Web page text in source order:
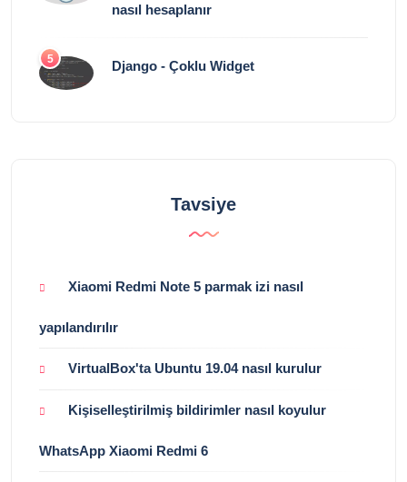
nasıl hesaplanır
5 Django - Çoklu Widget
Tavsiye
Xiaomi Redmi Note 5 parmak izi nasıl
yapılandırılır
VirtualBox'ta Ubuntu 19.04 nasıl kurulur
Kişiselleştirilmiş bildirimler nasıl koyulur
WhatsApp Xiaomi Redmi 6